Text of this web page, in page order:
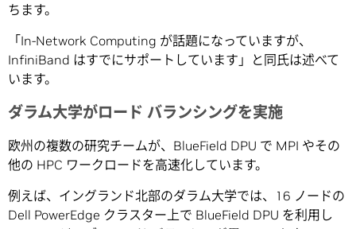
ちます。
「In-Network Computing が話題になっていますが、
InfiniBand はすでにサポートしています」と同氏は述べて
います。
ダラム大学がロード バランシングを実施
欧州の複数の研究チームが、BlueField DPU で MPI やその
他の HPC ワークロードを高速化しています。
例えば、イングランド北部のダラム大学では、16 ノードの
Dell PowerEdge クラスター上で BlueField DPU を利用し